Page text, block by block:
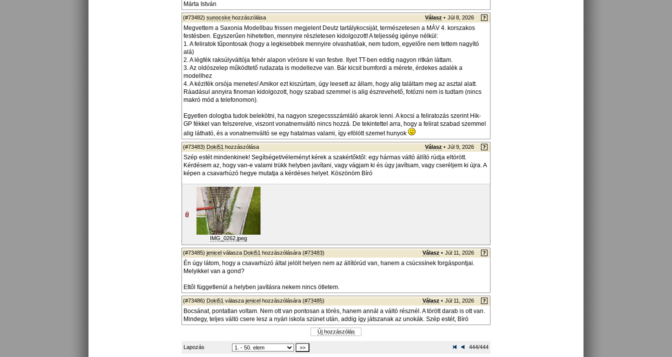
Márta István
(#73482) sunocske hozzászólása Válasz • Júl 8, 2026
Megvettem a Saxonia Modellbau frissen megjelent Deutz tartálykocsiját, természetesen a MÁV 4. korszakos
festésben. Egyszerűen hihetetlen, mennyire részletesen kidolgozott! A teljesség igénye nélkül:
1. A feliratok tűpontosak (hogy a legkisebbek mennyire olvashatóak, nem tudom, egyelőre nem tettem nagyító
alá)
2. A légfék raksúlyváltója fehér alapon vörösre ki van festve. Ilyet TT-ben eddig nagyon ritkán láttam.
3. Az oldószelep működtető rudazata is modellezve van. Bár kicsit bumfordi a mérete, érdekes adalék a
modellhez
4. A kézifék orsója menetes! Amikor ezt kiszúrtam, úgy leesett az állam, hogy alig találtam meg az asztal alatt.
Ráadásul annyira finoman kidolgozott, hogy szabad szemmel is alig észrevehető, fotózni nem is tudtam (nincs
makró mód a telefonomon).
Egyetlen dologba tudok belekötni, ha nagyon szegecssszámláló akarok lenni. A kocsi a feliratozás szerint Hik-
GP fékkel van felszerelve, viszont vonatnemváltó nincs hozzá. De tekintettel arra, hogy a felirat szabad szemmel
alig látható, és a vonatnemváltó se egy hatalmas valami, így efölött szemet hunyok
(#73483) Doki51 hozzászólása Válasz • Júl 9, 2026
Szép estét mindenkinek! Segítséget/véleményt kérek a szakértőktől: egy hármas váltó állító rúdja eltörött.
Kérdésem az, hogy van-e valami trükk helyben javítani, vagy vágjam ki és úgy javítsam, vagy cseréljem ki újra. A
képen a csavarhúzó hegye mutatja a kérdéses helyet. Köszönöm Bíró
IMG_0262.jpeg
(#73485) jenicel válasza Doki51 hozzászólására (#73483) Válasz • Júl 11, 2026
Én úgy látom, hogy a csavarhúzó által jelölt helyen nem az állítórúd van, hanem a csúcssínek forgáspontjai.
Melyikkel van a gond?
Ettől függetlenül a helyben javításra nekem nincs ötletem.
(#73486) Doki51 válasza jenicel hozzászólására (#73485) Válasz • Júl 11, 2026
Bocsánat, pontatlan voltam. Nem ott van pontosan a törés, hanem annál a váltó résznél. A törött darab is ott van.
Mindegy, teljes váltö csere lesz a nyári iskola szünet után, addig így játszanak az unokák. Szép estét, Bíró
Új hozzászólás
Lapozás 444/444